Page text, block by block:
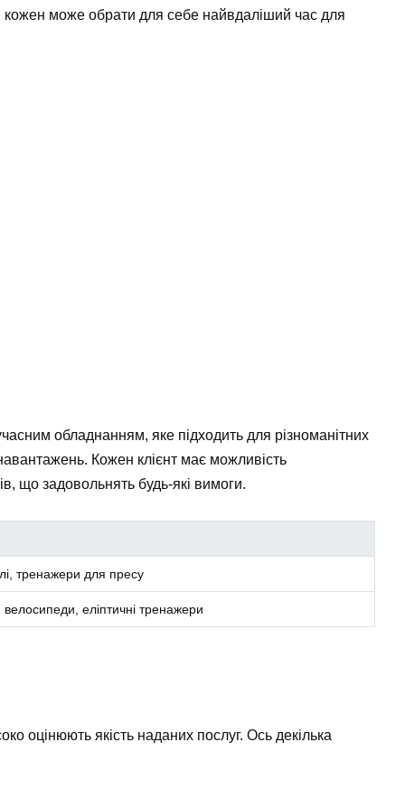
кожен може обрати для себе найвдаліший час для
обладнанням, яке підходить для різноманітних
Кожен клієнт має можливість
що задовольнять будь-які вимоги.
тренажери для пресу
велосипеди, еліптичні тренажери
оцінюють якість наданих послуг. Ось декілька